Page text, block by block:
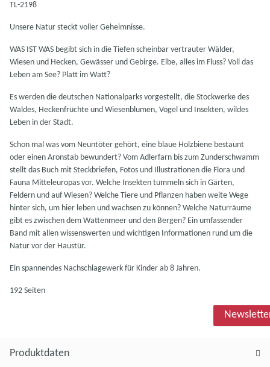
TL-2198
Unsere Natur steckt voller Geheimnisse.
WAS IST WAS begibt sich in die Tiefen scheinbar vertrauter Wälder,
Wiesen und Hecken, Gewässer und Gebirge. Elbe, alles im Fluss? Voll das
Leben am See? Platt im Watt?
Es werden die deutschen Nationalparks vorgestellt, die Stockwerke des
Waldes, Heckenfrüchte und Wiesenblumen, Vögel und Insekten, wildes
Leben in der Stadt.
Schon mal was vom Neuntöter gehört, eine blaue Holzbiene bestaunt
oder einen Aronstab bewundert? Vom Adlerfarn bis zum Zunderschwamm
stellt das Buch mit Steckbriefen, Fotos und Illustrationen die Flora und
Fauna Mitteleuropas vor. Welche Insekten tummeln sich in Gärten,
Feldern und auf Wiesen? Welche Tiere und Pflanzen haben weite Wege
hinter sich, um hier leben und wachsen zu können? Welche Naturräume
gibt es zwischen dem Wattenmeer und den Bergen? Ein umfassender
Band mit allen wissenswerten und wichtigen Informationen rund um die
Natur vor der Haustür.
Ein spannendes Nachschlagewerk für Kinder ab 8 Jahren.
192 Seiten
Produktdaten